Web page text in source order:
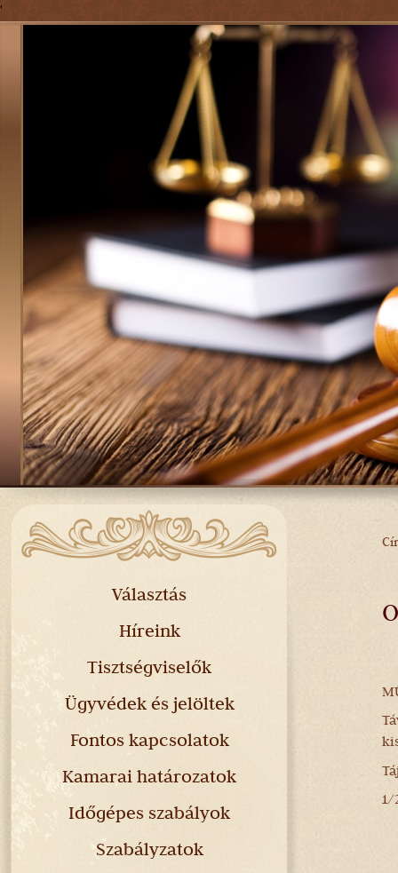
'
1/
Választás
Híreink
Tisztségviselők
Ügyvédek és jelöltek
Fontos kapcsolatok
Kamarai határozatok
Időgépes szabályok
Szabályzatok